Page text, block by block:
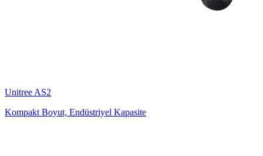
Unitree AS2
Kompakt Boyut, Endüstriyel Kapasite